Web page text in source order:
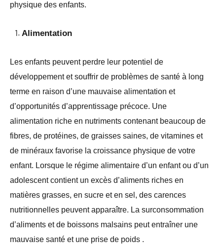
physique des enfants.
Alimentation
Les enfants peuvent perdre leur potentiel de
développement et souffrir de problèmes de santé à long
terme en raison d’une mauvaise alimentation et
d’opportunités d’apprentissage précoce. Une
alimentation riche en nutriments contenant beaucoup de
fibres, de protéines, de graisses saines, de vitamines et
de minéraux favorise la croissance physique de votre
enfant. Lorsque le régime alimentaire d’un enfant ou d’un
adolescent contient un excès d’aliments riches en
matières grasses, en sucre et en sel, des carences
nutritionnelles peuvent apparaître. La surconsommation
d’aliments et de boissons malsains peut entraîner une
mauvaise santé et une prise de poids .